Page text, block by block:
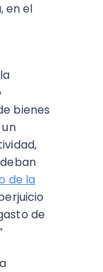
en el
bienes
de la
de